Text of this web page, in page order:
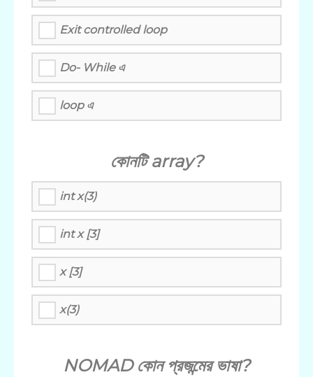
Exit controlled loop
Do- While এ
loop এ
কোনটি array?
int x(3)
int x [3]
x [3]
x(3)
NOMAD কোন প্রজন্মের ভাষা?